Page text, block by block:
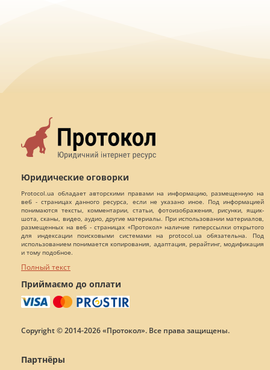
Юридические оговорки
Protocol.ua обладает авторскими правами на информацию, размещенную на
веб - страницах данного ресурса, если не указано иное. Под информацией
понимаются тексты, комментарии, статьи, фотоизображения, рисунки, ящик-
шота, сканы, видео, аудио, другие материалы. При использовании материалов,
размещенных на веб - страницах «Протокол» наличие гиперссылки открытого
для индексации поисковыми системами на protocol.ua обязательна. Под
использованием понимается копирования, адаптация, рерайтинг, модификация
и тому подобное.
Полный текст
Приймаємо до оплати
Copyright © 2014-2026 «Протокол». Все права защищены.
Партнёры